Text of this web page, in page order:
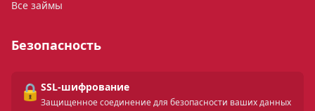
Все займы
Безопасность
🔒 SSL-шифрование
Защищенное соединение для безопасности ваших данных